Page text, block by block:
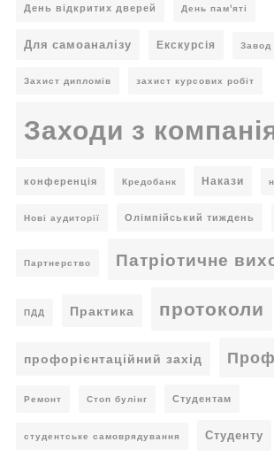
День відкритих дверей День пам'яті
Для самоаналізу Екскурсія Завод
Захист дипломів захист курсових робіт
Заходи з
конференція Кредобанк Накази
Нові аудиторії Олімпійський тиждень
Партнерство Патріотичне
ПДД Практика протоколи
профорієнтаційний захід
Ремонт Стоп булінг Студентам
студентське самоврядування Студенту